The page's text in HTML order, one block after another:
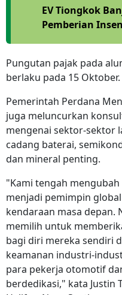
EV Tiongkok
Pemberian
Pungutan pajak pada
berlaku pada 15 Oktober.
Pemerintah Perdana
juga meluncurkan
mengenai sektor-sektor
cadang baterai,
dan mineral penting.
"Kami tengah
menjadi pemimpin
kendaraan masa depan.
memilih untuk
bagi diri mereka sendiri
keamanan industri-
para pekerja otomotif
berdedikasi," kata Justin